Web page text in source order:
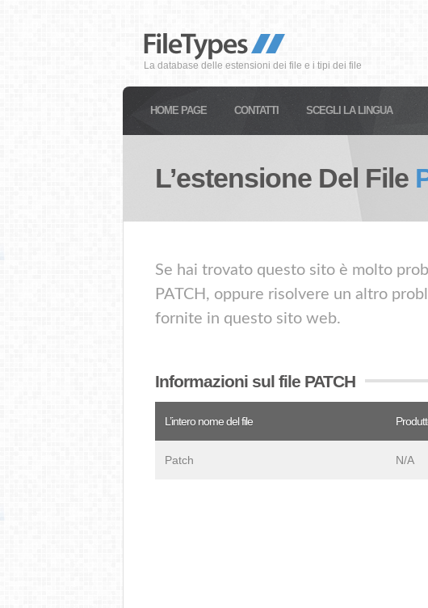
La database delle estensioni dei file e i tipi dei file
HOME PAGE CONTATTI SCEGLI LA LINGUA
L’estensione Del File
Se hai trovato questo sito è molto
PATCH, oppure risolvere un altro
fornite in questo sito web.
Informazioni sul file PATCH
L’intero nome del file
Patch N/A